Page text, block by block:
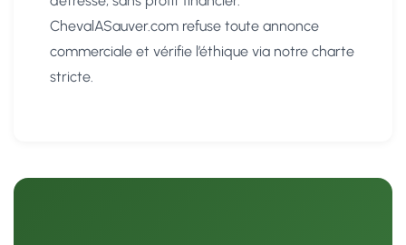
ChevalASauver.com refuse toute annonce
commerciale et vérifie l’éthique via notre charte
stricte.